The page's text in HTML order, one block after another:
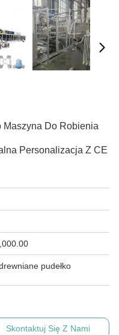
Maszyna Do Robienia
Personalizacja Z CE
pudełko
Skontaktuj Się Z Nami